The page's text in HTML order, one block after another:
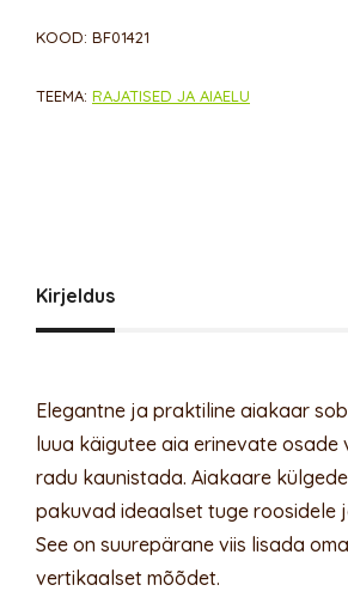
KOOD: BF01421
TEEMA: RAJATISED JA AIAELU
Kirjeldus
Elegantne ja praktiline aiakaar
luua käigutee aia erinevate osade
radu kaunistada. Aiakaare
pakuvad ideaalset tuge roosidele
See on suurepärane viis lisada
vertikaalset mõõdet.